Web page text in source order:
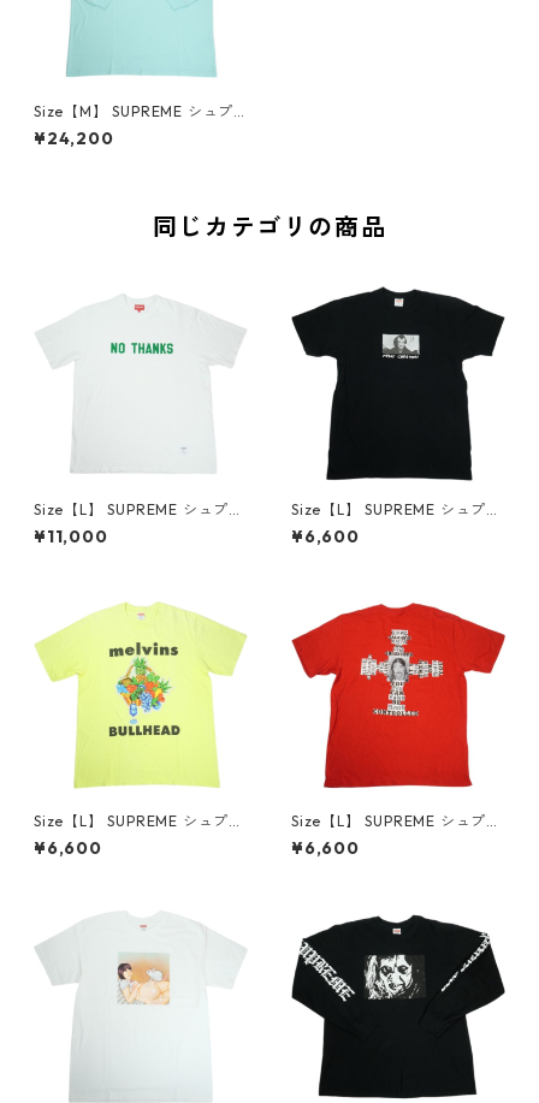
Size【M】 SUPREME シュプ
リーム 26SS Small Box L/S Te
e Cyan ロンT 水色 【新古品・
¥24,200
同じカテゴリの商品
Size【L】 SUPREME シュプリ
ーム 21FW No Thanks S/S To
p White Tシャツ 白 【中古品-
¥11,000
Size【L】 SUPREME シュプリ
ーム 15AW Merry Christmas
Tee Black Tシャツ 黒 【中古
¥6,600
Size【L】 SUPREME シュプリ
ーム 24SS Melvins Bullhead
Tee Fluorescent Yellow Tシ
¥6,600
Size【L】 SUPREME シュプリ
ーム 25FW Dash Snow Tee R
ed Tシャツ 赤 【中古品-良
¥6,600